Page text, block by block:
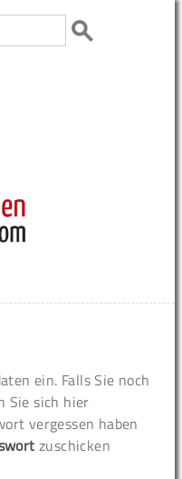
ein. Falls Sie noch
Sie sich hier
vergessen haben
zuschicken